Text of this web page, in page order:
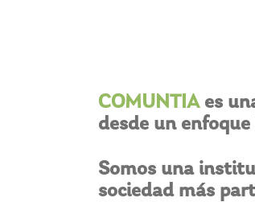
COMUNTIAes
desde un
Somos una
sociedad más